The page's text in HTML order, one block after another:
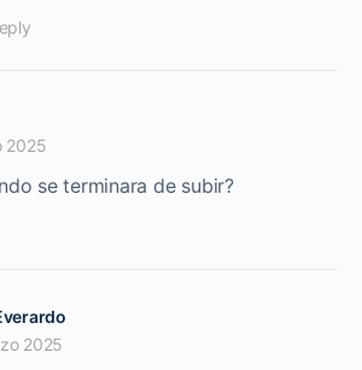
2025
se terminara de subir?
2025